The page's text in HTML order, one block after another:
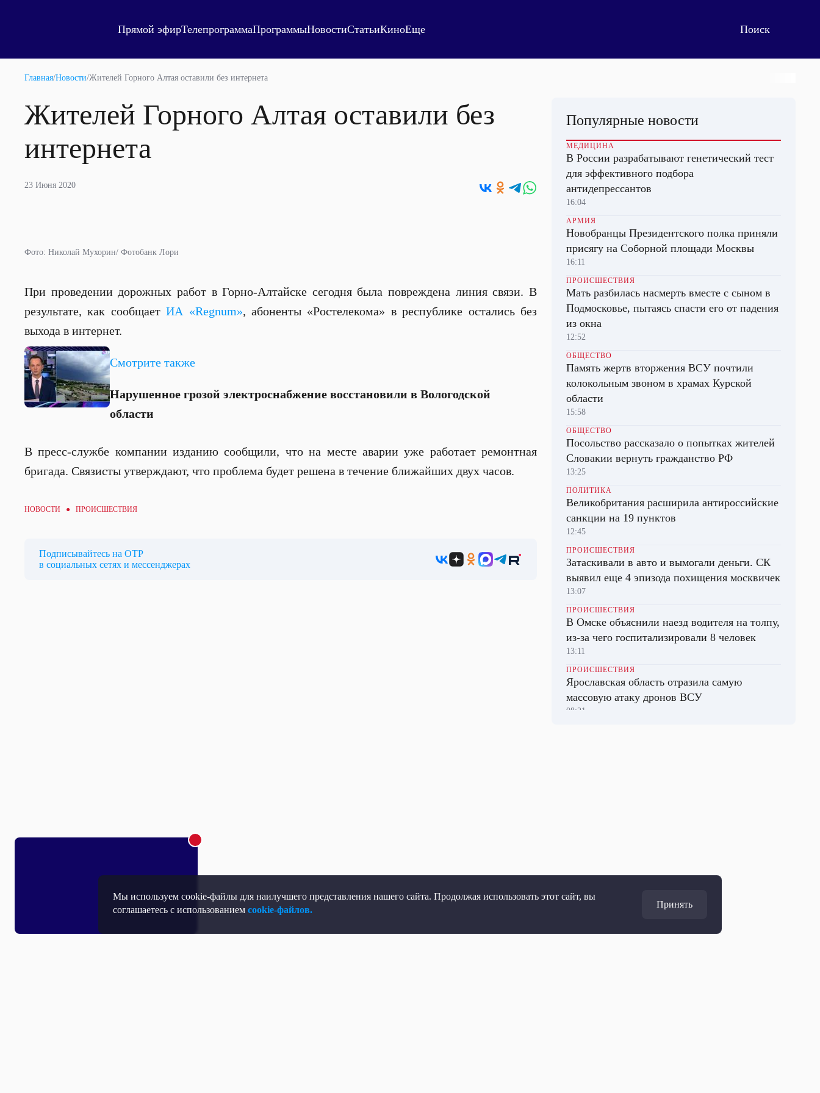
Мы используем cookie-файлы для наилучшего представления нашего сайта. Продолжая использовать этот сайт, вы
соглашаетесь с использованиемcookie-файлов.
Принять
Прямой эфирТелепрограммаПрограммыНовостиСтатьиКиноЕще
Главная/Новости/Жителей Горного Алтая оставили без интернета
Жителей Горного Алтая оставили без
интернета
23 Июня 2020
Фото: Николай Мухорин/ Фотобанк Лори
При проведении дорожных работ в Горно-Алтайске сегодня была повреждена линия связи. В
результате, как сообщаетИА «Regnum», абоненты «Ростелекома» в республике остались без
выхода в интернет.
Смотрите также
Нарушенное грозой электроснабжение восстановили в Вологодской
области
В пресс-службе компании изданию сообщили, что на месте аварии уже работает ремонтная
бригада. Связисты утверждают, что проблема будет решена в течение ближайших двух часов.
НОВОСТИ ● ПРОИСШЕСТВИЯ
Подписывайтесь на ОТР
в социальных сетях и мессенджерах
Популярные новости
МЕДИЦИНА
В России разрабатывают генетический тест
для эффективного подбора
антидепрессантов
16:04
АРМИЯ
Новобранцы Президентского полка приняли
присягу на Соборной площади Москвы
16:11
ПРОИСШЕСТВИЯ
Мать разбилась насмерть вместе с сыном в
Подмосковье, пытаясь спасти его от падения
из окна
12:52
ОБЩЕСТВО
Память жертв вторжения ВСУ почтили
колокольным звоном в храмах Курской
области
15:58
ОБЩЕСТВО
Посольство рассказало о попытках жителей
Словакии вернуть гражданство РФ
13:25
ПОЛИТИКА
Великобритания расширила антироссийские
санкции на 19 пунктов
12:45
ПРОИСШЕСТВИЯ
Затаскивали в авто и вымогали деньги. СК
выявил еще 4 эпизода похищения москвичек
13:07
ПРОИСШЕСТВИЯ
В Омске объяснили наезд водителя на толпу,
из-за чего госпитализировали 8 человек
13:11
ПРОИСШЕСТВИЯ
Ярославская область отразила самую
массовую атаку дронов ВСУ
08:21